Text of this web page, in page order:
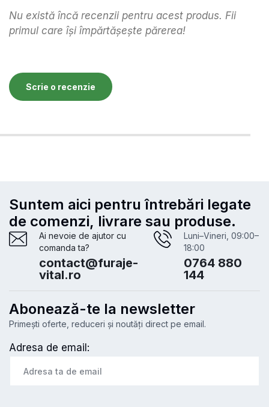
Nu există încă recenzii pentru acest produs. Fii
primul care își împărtășește părerea!
Scrie o recenzie
Suntem aici pentru întrebări legate
de comenzi, livrare sau produse.
Ai nevoie de ajutor cu
comanda ta?
contact@furaje-
vital.ro
Luni–Vineri, 09:00–
18:00
0764 880
144
Abonează-te la newsletter
Primești oferte, reduceri și noutăți direct pe email.
Adresa de email: